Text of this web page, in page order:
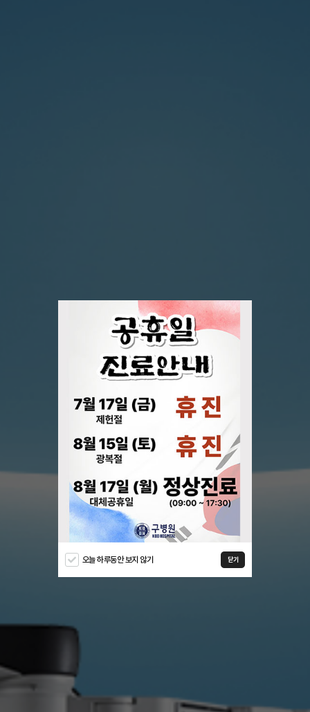
지역사회에 기여하고 끊임없이 노력하는 병원
대구경북지역 최초
대장항문질환 125,000례 수술
외과 수술의 새로운 표준을 제시
로봇수술센터
오늘 하루동안 보지 않기 닫기